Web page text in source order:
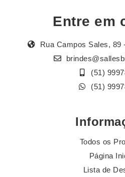
Entre em
Rua Campos Sales, 89
(51)
(51)
Todos os
Página
Lista de